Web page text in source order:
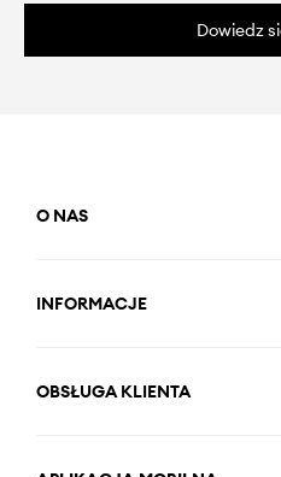
Dowiedz
O NAS
INFORMACJE
OBSŁUGA KLIENTA